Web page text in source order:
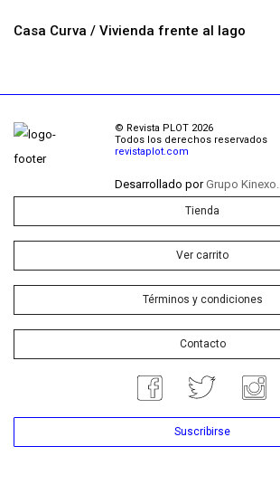
Casa Curva / Vivienda frente al lago
© Revista PLOT 2026
Todos los derechos reservados
revistaplot.com
Desarrollado porGrupo Kinexo.
Tienda
Ver carrito
Términos y condiciones
Contacto
Suscribirse